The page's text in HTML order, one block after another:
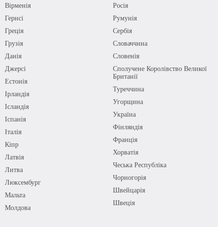
Вірменія
Гернсі
Греція
Грузія
Данія
Джерсі
Естонія
Ірландія
Ісландія
Іспанія
Італія
Кіпр
Латвія
Литва
Люксембург
Мальта
Молдова
Росія
Румунія
Сербія
Словаччина
Словенія
Сполучене Королівство Великої
Британії
Туреччина
Угорщина
Україна
Фінляндія
Франція
Хорватія
Чеська Республіка
Чорногорія
Швейцарія
Швеція